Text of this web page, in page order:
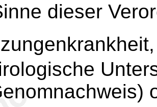
dieser